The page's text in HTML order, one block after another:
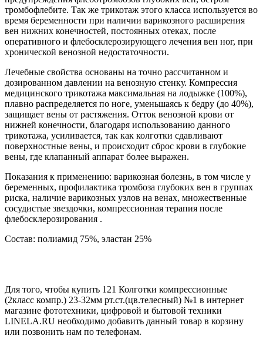
тромбофлебите. Так же трикотаж этого класса используется во
время беременности при наличии варикозного расширения
вен нижних конечностей, постоянных отеках, после
оперативного и флебосклерозирующего лечения вен ног, при
хронической венозной недостаточности.
Лечебные свойства основаны на точно рассчитанном и
дозированном давлении на венозную стенку. Компрессия
медицинского трикотажа максимальная на лодыжке (100%),
плавно распределяется по ноге, уменьшаясь к бедру (до 40%),
защищает вены от растяжения. Отток венозной крови от
нижней конечности, благодаря использованию данного
трикотажа, усиливается, так как колготки сдавливают
поверхностные вены, и происходит сброс крови в глубокие
вены, где клапанный аппарат более выражен.
Показания к применению: варикозная болезнь, в том числе у
беременных, профилактика тромбоза глубоких вен в группах
риска, наличие варикозных узлов на венах, множественные
сосудистые звездочки, компрессионная терапия после
флебосклерозирования .
Состав: полиамид 75%, эластан 25%
Для того, чтобы купить 121 Колготки компрессионные
(2класс компр.) 23-32мм рт.ст.(цв.телесный) №1 в интернет
магазине фототехники, цифровой и бытовой техники
LINELA.RU необходимо добавить данный товар в корзину
или позвонить нам по телефонам.